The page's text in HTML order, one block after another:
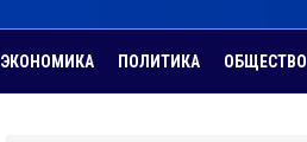
ЭКОНОМИКА ПОЛИТИКА ОБЩЕСТВО